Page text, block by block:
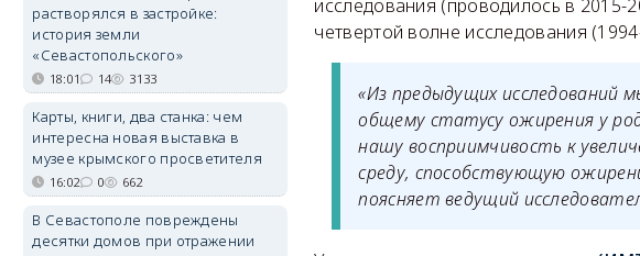
исследования (проводилось в 2015-
четвертой волне исследования
«Из предыдущих исследований
общему статусу ожирения у
нашу восприимчивость к
среду, способствующую
поясняет ведущий
растворялся в застройке:
история земли
«Севастопольского»
18:01 14 3133
Карты, книги, два станка: чем
интересна новая выставка в
музее крымского просветителя
16:02 0 662
В Севастополе повреждены
десятки домов при отражении